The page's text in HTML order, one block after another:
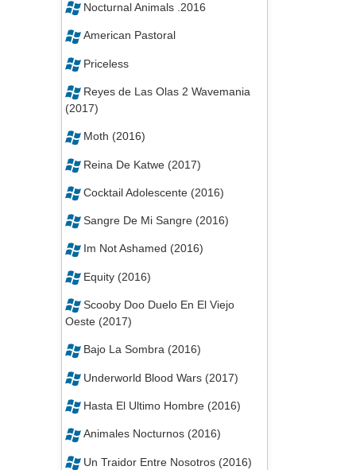
Nocturnal Animals .2016
American Pastoral
Priceless
Reyes de Las Olas 2 Wavemania
(2017)
Moth (2016)
Reina De Katwe (2017)
Cocktail Adolescente (2016)
Sangre De Mi Sangre (2016)
Im Not Ashamed (2016)
Equity (2016)
Scooby Doo Duelo En El Viejo
Oeste (2017)
Bajo La Sombra (2016)
Underworld Blood Wars (2017)
Hasta El Ultimo Hombre (2016)
Animales Nocturnos (2016)
Un Traidor Entre Nosotros (2016)